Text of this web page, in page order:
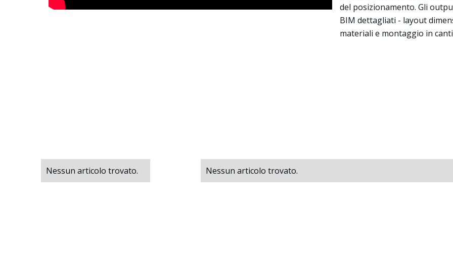
del posizionamento. Gli
BIM dettagliati - layout
materiali e montaggio in
Nessun articolo trovato. Nessun articolo trovato.